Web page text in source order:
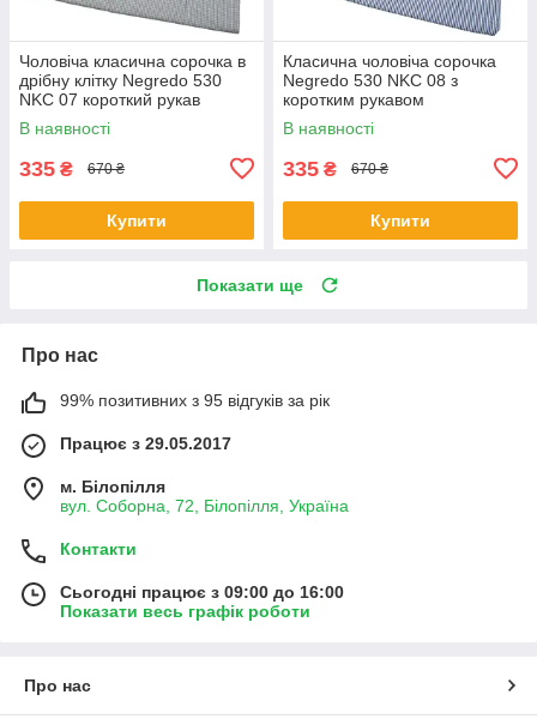
Чоловіча класична сорочка в
дрібну клітку Negredo 530
NKC 07 короткий рукав
В наявності
335 ₴ 670 ₴
Купити
Класична чоловіча сорочка
Negredo 530 NKC 08 з
коротким рукавом
В наявності
335 ₴ 670 ₴
Купити
Показати ще
Про нас
99% позитивних з 95 відгуків за рік
Працює з 29.05.2017
м. Білопілля
вул. Соборна, 72, Білопілля, Україна
Контакти
Сьогодні працює з 09:00 до 16:00
Показати весь графік роботи
Про нас